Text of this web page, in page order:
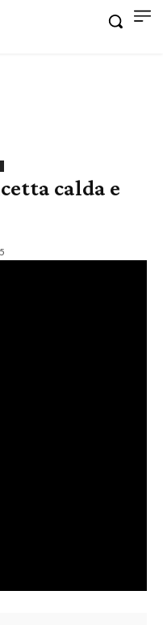
calda e